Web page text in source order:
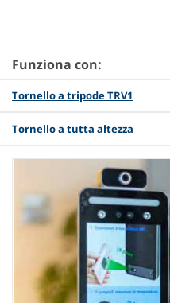
Funziona con:
Tornello a tripode TRV1
Tornello a tutta altezza